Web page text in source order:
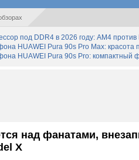
под DDR4 в 2026 году: AM4 против
HUAWEI Pura 90s Pro Max: красота
HUAWEI Pura 90s Pro: компактный
над фанатами,
X